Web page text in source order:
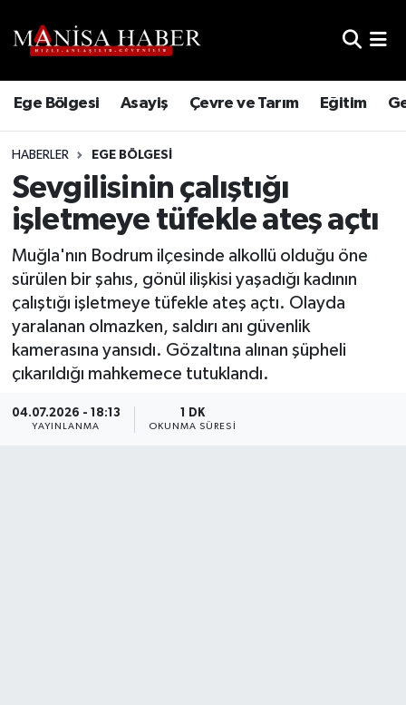
Ege Bölgesi Asayiş Çevre ve Tarım Eğitim
HABERLER EGE BÖLGESI
Sevgilisinin çalıştığı
işletmeye tüfekle ateş açtı
Muğla'nın Bodrum ilçesinde alkollü olduğu öne
sürülen bir şahıs, gönül ilişkisi yaşadığı kadının
çalıştığı işletmeye tüfekle ateş açtı. Olayda
yaralanan olmazken, saldırı anı güvenlik
kamerasına yansıdı. Gözaltına alınan şüpheli
çıkarıldığı mahkemece tutuklandı.
04.07.2026 - 18:13
YAYINLANMA
1 DK
OKUNMA SÜRESI
Trafik Durumu
Süper Lig Puan Durumu ve Fikstür
Tüm Manşetler
Son Dakika Haberleri
Haber Arşivi